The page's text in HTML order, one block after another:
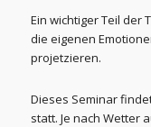
Ein wichtiger Teil der
die eigenen
projetzieren.
Dieses Seminar
statt. Je nach Wetter